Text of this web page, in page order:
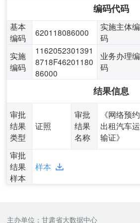
编码代码
基本
编码
620118086000
实施主体编
码
实施
编码
1162052301391
8718F46201180
86000
业务办理编
码
结果信息
审批
结果
类型
证照
审批
结果
名称
《网络预约
出租汽车运
输证》
审批
结果
样本
样本
主办单位：甘肃省大数据中心